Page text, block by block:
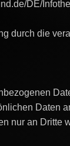
DE/
durch die
Daten
nur an Dritte